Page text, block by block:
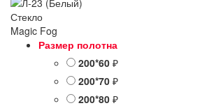
Стекло
Magic Fog
Размер полотна
200*60 ₽
200*70 ₽
200*80 ₽